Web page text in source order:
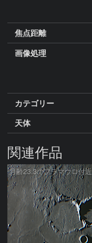
焦点距離
画像処理
カテゴリー
天体
関連作品
月齢23.3のフラマウロ付近